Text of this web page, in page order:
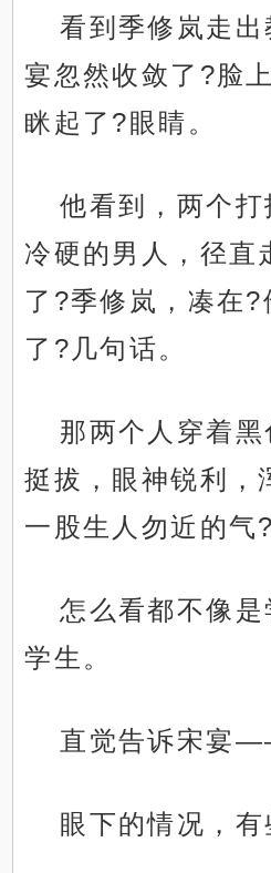
看到季修岚走
宴忽然收敛了?脸
眯起了?眼睛。
他看到，两个
冷硬的男人，径直
了?季修岚，凑在
了?几句话。
那两个人穿着
挺拔，眼神锐利，
一股生人勿近的气?
怎么看都不像
学生。
直觉告诉宋宴
眼下的情况，有